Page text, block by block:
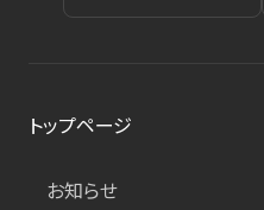
トップページ
お知らせ